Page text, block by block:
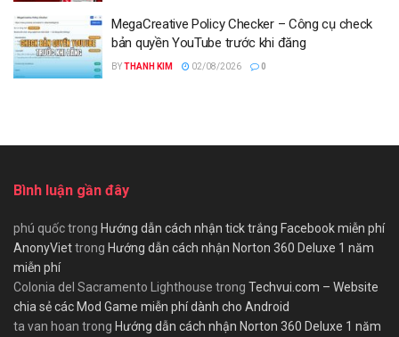
MegaCreative Policy Checker – Công cụ check
bản quyền YouTube trước khi đăng
BYTHANH KIM 02/08/2026 0
Bình luận gần đây
phú quốctrong Hướng dẫn cách nhận tick trắng Facebook miễn phí
AnonyViettrong Hướng dẫn cách nhận Norton 360 Deluxe 1 năm
miễn phí
Colonia del Sacramento Lighthouse trong Techvui.com – Website
chia sẻ các Mod Game miễn phí dành cho Android
ta van hoan trong Hướng dẫn cách nhận Norton 360 Deluxe 1 năm